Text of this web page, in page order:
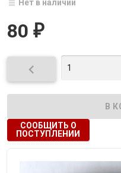
Нет в наличии
80 ₽

СООБЩИТЬ О
ПОСТУПЛЕНИИ